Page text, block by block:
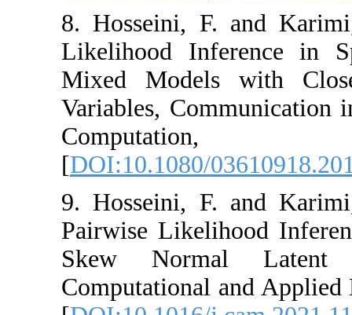
8. Hosseini, F.
Likelihood
Mixed Models
Variables,
[DOI:10.1080/
9. Hosseini, F.
Pairwise
Skew
Computational